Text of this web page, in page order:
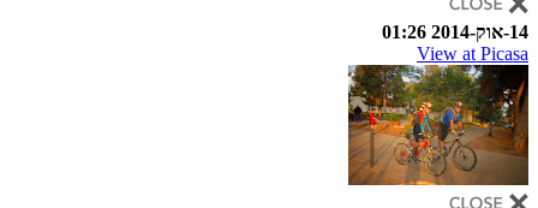
14-אוק-2014 01:26
View at Picasa